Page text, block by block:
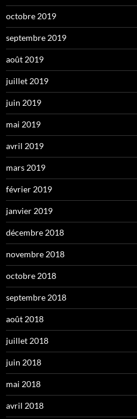
octobre 2019
septembre 2019
août 2019
juillet 2019
juin 2019
mai 2019
avril 2019
mars 2019
février 2019
janvier 2019
décembre 2018
novembre 2018
octobre 2018
septembre 2018
août 2018
juillet 2018
juin 2018
mai 2018
avril 2018